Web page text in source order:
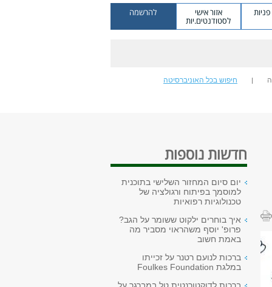
אזור אישי
לסטודנטים.יות
להרשמה
חיפוש בכל האוניברסיטה
חדשות נוספות
יום סיום המחזור השלישי בתוכנית
למוסמך בפיתוח ורגולציה של
טכנולוגיות רפואיות
איך בוחרים ילקוט ששומר על הגב?
פרופ' יוסף משהראוי מסביר מה
באמת חשוב
ברכות לנועם רטנר על זכייתו
במלגת Foulkes Foundation